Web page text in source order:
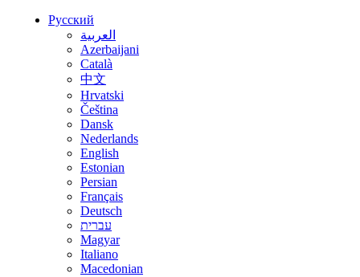
Русский
العربية
Azerbaijani
Català
中文
Hrvatski
Čeština
Dansk
Nederlands
English
Estonian
Persian
Français
Deutsch
עברית
Magyar
Italiano
Macedonian